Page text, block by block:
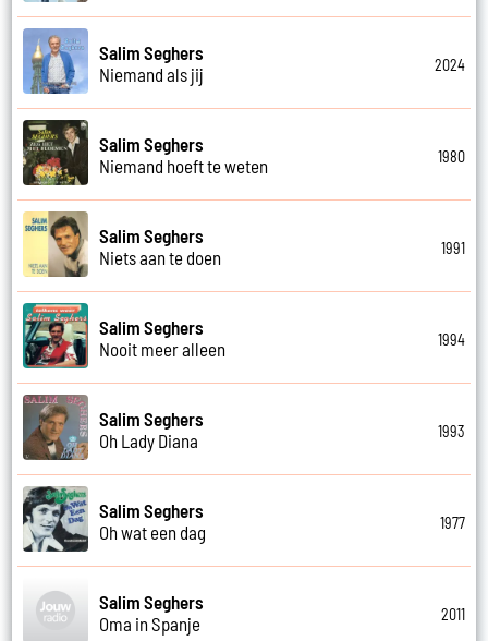
Salim Seghers
Niemand als jij
2024
Salim Seghers
Niemand hoeft te weten
1980
Salim Seghers
Niets aan te doen
1991
Salim Seghers
Nooit meer alleen
1994
Salim Seghers
Oh Lady Diana
1993
Salim Seghers
Oh wat een dag
1977
Salim Seghers
Oma in Spanje
2011